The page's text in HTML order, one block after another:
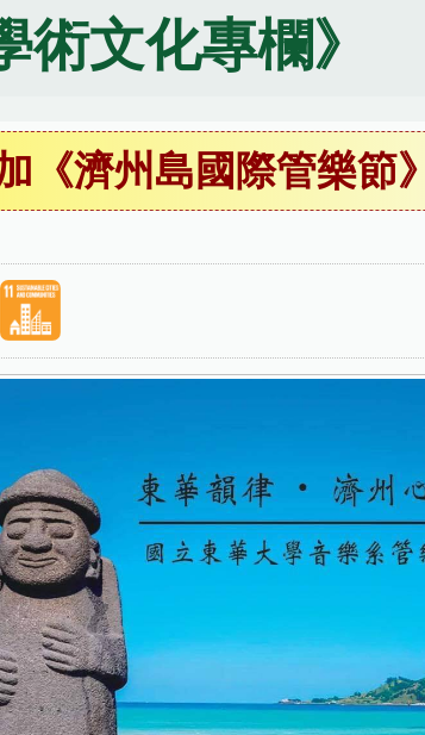
術文化專欄》
《濟州島國際管樂節》